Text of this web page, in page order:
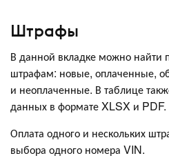
Штрафы
В данной вкладке можно
штрафам: новые, оплаченные,
и неоплаченные. В таблице
данных в формате XLSX и PDF.
Оплата одного и нескольких
выбора одного номера VIN.